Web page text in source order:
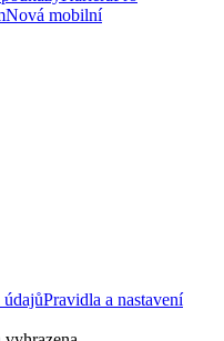
Nová mobilní
údajůPravidla a nastavení